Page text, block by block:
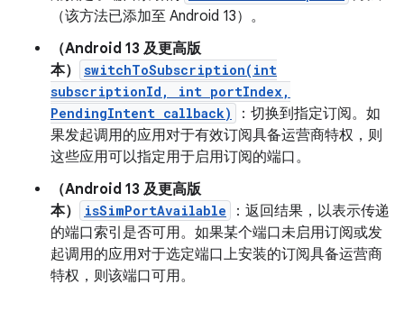
（该方法已添加至 Android 13）。
（Android 13 及更高版
本）
switchToSubscription(int
subscriptionId, int portIndex,
PendingIntent callback)
：切换到指定订阅。如
果发起调用的应用对于有效订阅具备运营商特权，则
这些应用可以指定用于启用订阅的端口。
（Android 13 及更高版
本）
isSimPortAvailable
：返回结果，以表示传递
的端口索引是否可用。如果某个端口未启用订阅或发
起调用的应用对于选定端口上安装的订阅具备运营商
特权，则该端口可用。